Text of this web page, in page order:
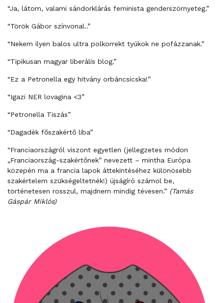
“Ja, látom, valami sándorklárás feminista genderszörnyeteg.”
“Török Gábor színvonal..”
“Nekem ilyen balos ultra polkorrekt tyúkok ne pofázzanak.”
“Tipikusan magyar liberális blog.”
“Ez a Petronella egy hitvány orbáncsicska!”
“Igazi NER lovagina <3”
“Petronella Tiszás”
“Dagadék főszakértő liba”
“Franciaországról viszont egyetlen (jellegzetes módon
„Franciaország-szakértőnek” nevezett – mintha Európa
közepén ma a francia lapok áttekintéséhez különösebb
szakértelem szükségeltetnék!) újságíró számol be,
történetesen rosszul, majdnem mindig tévesen.” (Tamás
Gáspár Miklós)